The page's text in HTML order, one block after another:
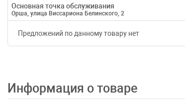
Основная точка обслуживания
Орша, улица Виссариона Белинского, 2
Предложений по данному товару нет
Информация о товаре